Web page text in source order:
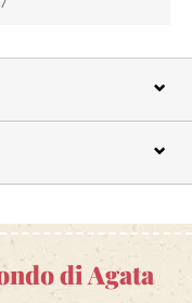
di Agata